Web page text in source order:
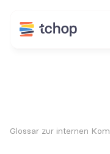
Glossar zur internen